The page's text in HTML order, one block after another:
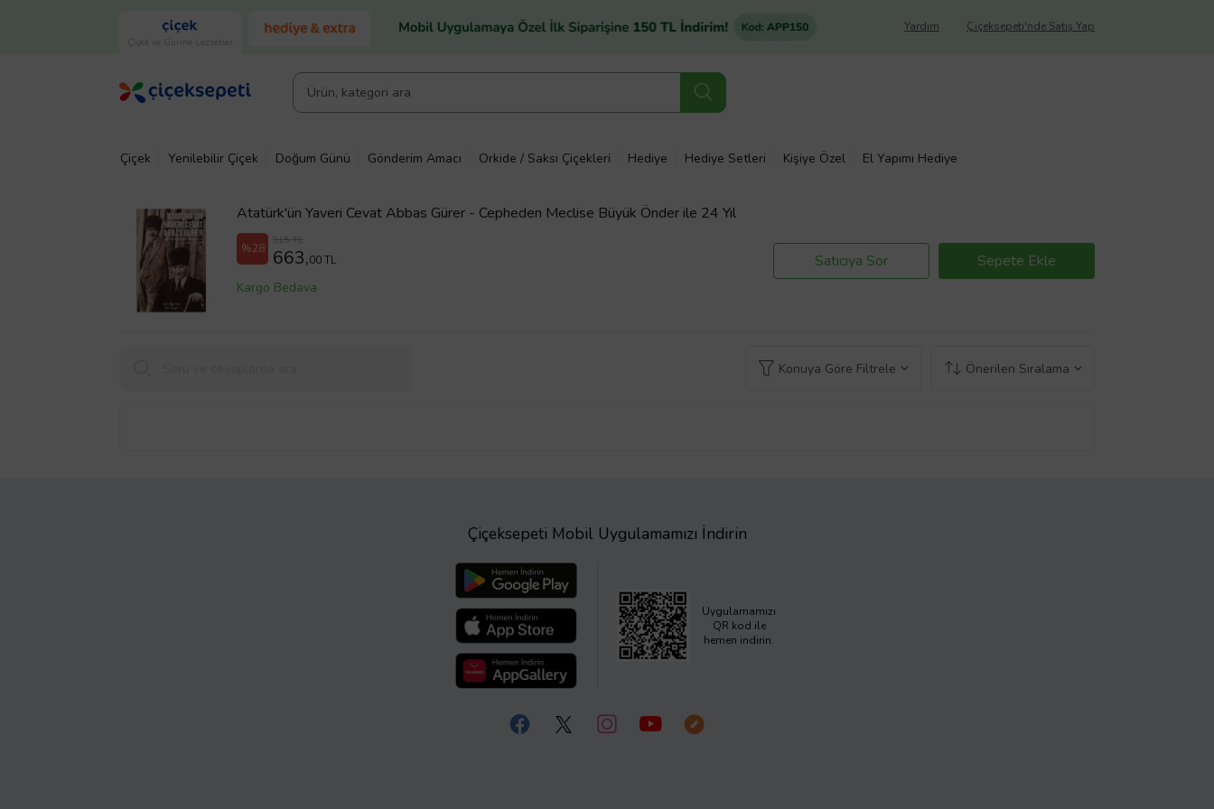
Çiçek ve Gurme Lezzetler
Çiçeksepeti'nde Satış Yap
Yardım
Çiçek Yenilebilir Çiçek Doğum Günü Gönderim Amacı Orkide / Saksı Çiçekleri Hediye Hediye Setleri Kişiye Özel El Yapımı Hediye
Atatürk'ün Yaveri Cevat Abbas Gürer - Cepheden Meclise Büyük Önder ile 24 Yıl
%28
915 TL
663,00 TL
Kargo Bedava
Satıcıya Sor Sepete Ekle
Konuya Göre Filtrele Önerilen Sıralama
Çiçeksepeti Mobil Uygulamamızı İndirin
Uygulamamızı
QR kod ile
hemen indirin.